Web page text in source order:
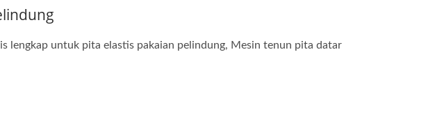
lengkap untuk pita elastis pakaian pelindung, Mesin tenun pita datar